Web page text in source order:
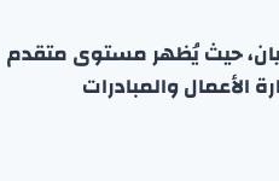
حيث يُظهر مستوى متقدم
والمبادرات